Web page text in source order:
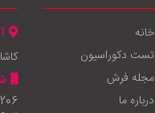
خانه
تست دکوراسیون
مجله فرش
درباره ما